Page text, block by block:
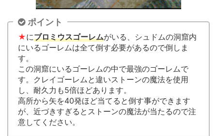
ポイント
★にブロミウスゴーレムがいる、シュドムの洞窟内
にいるゴーレムは全て倒す必要があるので倒しま
す。
この洞窟にいるゴーレムの中で最強のゴーレムで
す。クレイゴーレムと違いストーンの魔法を使用
し、耐久力も5倍ほどあります。
高所から矢を40発ほど当てると倒す事ができます
が、近づきすぎるとストーンの魔法が当たるので注
意してください。